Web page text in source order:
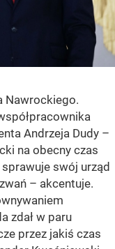
Nawrockiego.
Andrzeja Dudy –
na obecny czas
swój urząd
– akcentuje.
zdał w paru
przez jakiś czas